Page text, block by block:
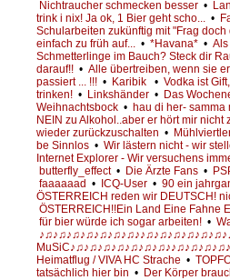
Nichtraucher schmecken besser •
trink i nix! Ja ok, 1 Bier geht scho... •
Schularbeiten zukünftig mit "Frag doch
einfach zu früh auf... • *Havana* • Als
Schmetterlinge im Bauch? Steck dir
darauf!! • Alle übertreiben, wenn sie
passiert ... !!! • Karibik • Vodka ist
trinken! • Linkshänder • Das
Weihnachtsbock • hau di her- samma
NEIN zu Alkohol..aber er hört mir nicht
wieder zurückzuschalten •
be Sinnlos • Wir lästern nicht - wir
Internet Explorer - Wir versuchens
butterfly_effect • Die Ärzte Fans •
faaaaaad • ICQ-User • 90 ein
ÖSTERREICH reden wir DEUTSCH!
ÖSTERREICH!!Ein Land Eine Fahne
für bier würde ich sogar arbeiten! •
Heimatflug / VIVA HC Strache •
tatsächlich hier bin • Der Körper